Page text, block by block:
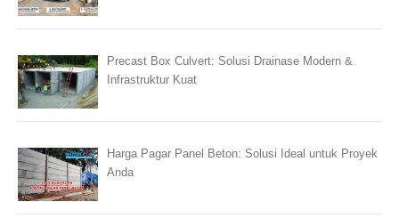
Precast Box Culvert: Solusi Drainase Modern &
Infrastruktur Kuat
Harga Pagar Panel Beton: Solusi Ideal untuk Proyek
Anda